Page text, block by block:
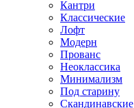
Кантри
Классические
Лофт
Модерн
Прованс
Неоклассика
Минимализм
Под старину
Скандинавские